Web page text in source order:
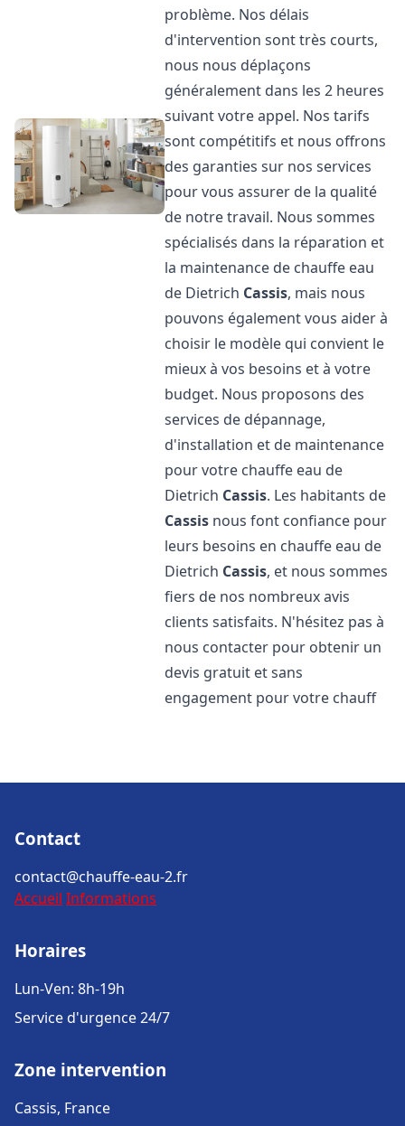
problème. Nos délais
d'intervention sont très courts,
nous nous déplaçons
généralement dans les 2 heures
suivant votre appel. Nos tarifs
sont compétitifs et nous offrons
des garanties sur nos services
pour vous assurer de la qualité
de notre travail. Nous sommes
spécialisés dans la réparation et
la maintenance de chauffe eau
de Dietrich Cassis, mais nous
pouvons également vous aider à
choisir le modèle qui convient le
mieux à vos besoins et à votre
budget. Nous proposons des
services de dépannage,
d'installation et de maintenance
pour votre chauffe eau de
Dietrich Cassis. Les habitants de
Cassis nous font confiance pour
leurs besoins en chauffe eau de
Dietrich Cassis, et nous sommes
fiers de nos nombreux avis
clients satisfaits. N'hésitez pas à
nous contacter pour obtenir un
devis gratuit et sans
engagement pour votre chauff
Contact
contact@chauffe-eau-2.fr
Accueil Informations
Horaires
Lun-Ven: 8h-19h
Service d'urgence 24/7
Zone intervention
Cassis, France